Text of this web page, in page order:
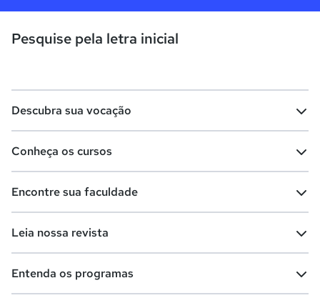
Pesquise pela letra inicial
Descubra sua vocação
Conheça os cursos
Cursos técnicos
Encontre sua faculdade
Comunidade Quero
Leia nossa revista
Entenda os programas